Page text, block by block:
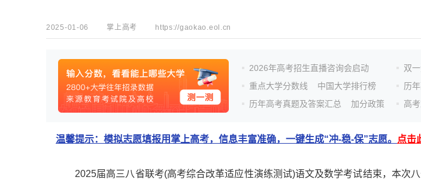
2025-01-06 掌上高考 https://gaokao.eol.cn
2026年高考招生直播咨询会启动
重点大学分数线
中国大学排行榜
历年高考真题及答案汇总
加分政策
双
历
高
温馨提示：模拟志愿填报用掌上高考，信息丰富准确，一键生成“冲-稳-保”志愿。 点击
2025届高三八省联考(高考综合改革适应性演练测试)语文及数学考试结束，本次八